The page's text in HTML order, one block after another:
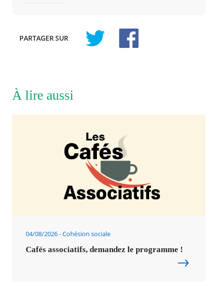
PARTAGER SUR
À lire aussi
04/08/2026 Cohésion sociale
Cafés associatifs, demandez le programme !